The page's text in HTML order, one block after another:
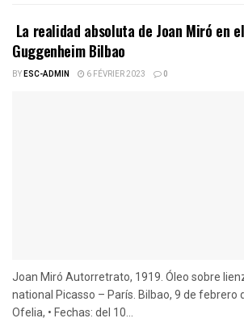
La realidad absoluta de Joan Miró en
Guggenheim Bilbao
BYESC-ADMIN 6 FÉVRIER 2023 0
Joan Miró Autorretrato, 1919. Óleo sobre
national Picasso – París. Bilbao, 9 de febrero
Ofelia, • Fechas: del 10...